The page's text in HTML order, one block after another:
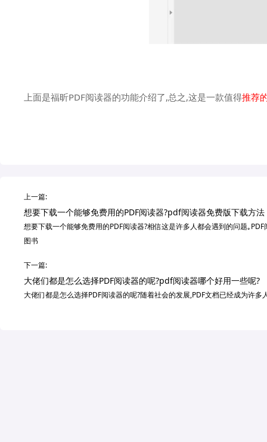
上面是福昕PDF阅读器的功能介绍了,总之,这是一款值得推荐
上一篇:
想要下载一个能够免费用的PDF阅读器?pdf阅读器免费版下载方法
想要下载一个能够免费用的PDF阅读器?相信这是许多人都会遇到的问题｡
图书
下一篇:
大佬们都是怎么选择PDF阅读器的呢?pdf阅读器哪个好用一些呢?
大佬们都是怎么选择PDF阅读器的呢?随着社会的发展,PDF文档已经成为许